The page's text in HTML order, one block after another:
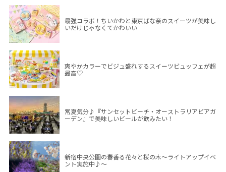
最強コラボ！ちいかわと東京ばな奈のスイーツが美味し
いだけじゃなくてかわいい
爽やかカラーでビジュ盛れするスイーツビュッフェが超
最高♡
常夏気分♪『サンセットビーチ・オーストラリアビアガ
ーデン』で美味しいビールが飲みたい！
新宿中央公園の春香る花々と桜の木～ライトアップイベ
ント実施中♪～